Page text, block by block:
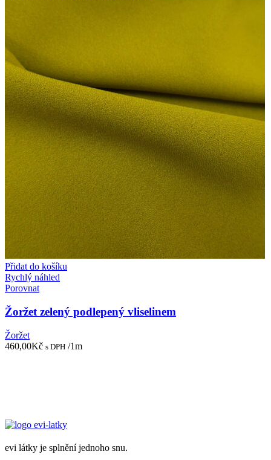
Přidat do košíku
Rychlý náhled
Porovnat
Žoržet zelený podlepený vliselinem
Žoržet
460,00Kč s DPH /1m
evi látky je splnění jednoho snu.